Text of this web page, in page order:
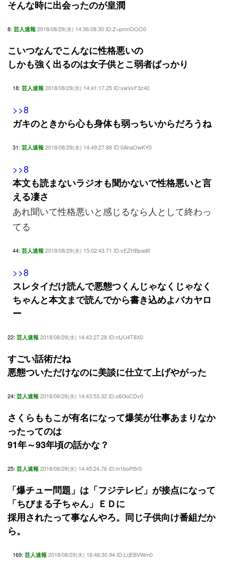
そんな時に出会ったのが皇潤
8: 芸人速報 2018/08/29(水) 14:36:08.30 ID:Z+pmnOOO0
こいつなんでこんなに性格悪いの
しかも強く出るのは女子供とこ弱者ばっかり
18: 芸人速報 2018/08/29(水) 14:41:17.25 ID:xwVxF3z40
>>8
ガキのときから心も身体も弱っちいからだろうね
31: 芸人速報 2018/08/29(水) 14:49:27.88 ID:0AhaOwKY0
>>8
本文も読まないラジオも聞かないで性格悪いと言
える凄さ
あれ聞いて性格悪いと感じるなら人として終わっ
てる
44: 芸人速報 2018/08/29(水) 15:02:43.71 ID:vEZHBpad0
>>8
スレタイだけ読んで悪態つくんじゃなくじゃなく
ちゃんと本文まで読んでから書き込めよバカヤロ
ー
22: 芸人速報 2018/08/29(水) 14:43:27.28 ID:ntJU4T8X0
すごい話術だね
悪態ついただけなのに美談に仕立て上げやがった
24: 芸人速報 2018/08/29(水) 14:43:53.32 ID:o6I3oCDv0
さくらももこが有名になって爆笑が仕事あまりなか
ったってのは
91年～93年頃の話かな？
25: 芸人速報 2018/08/29(水) 14:45:24.76 ID:m1boPl5r0
「爆チュー問題」は「フジテレビ」が接点になって
「ちびまる子ちゃん」ＥＤに
採用されたって事なんやろ。同じ子供向け番組だか
ら。
169: 芸人速報 2018/08/29(水) 16:48:30.94 ID:LrjEBVWm0